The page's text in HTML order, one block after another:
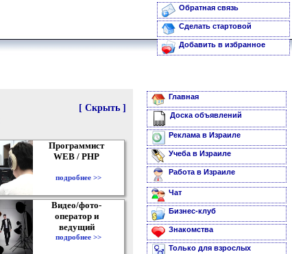
Обратная связь
Сделать стартовой
Добавить в избранное
[ Скрыть ]
Программист
WEB / PHP
подробнее >>
Видео/фото-
оператор и
ведущий
подробнее >>
Главная
Доска объявлений
Реклама в Израиле
Учеба в Израиле
Работа в Израиле
Чат
Бизнес-клуб
Знакомства
Только для взрослых